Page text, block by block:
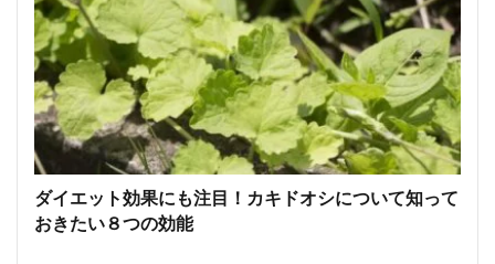
ダイエット効果にも注目！カキドオシについて知って
おきたい８つの効能